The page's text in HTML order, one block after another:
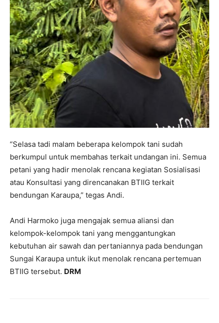
“Selasa tadi malam beberapa kelompok tani sudah
berkumpul untuk membahas terkait undangan ini. Semua
petani yang hadir menolak rencana kegiatan Sosialisasi
atau Konsultasi yang direncanakan BTIIG terkait
bendungan Karaupa,” tegas Andi.
Andi Harmoko juga mengajak semua aliansi dan
kelompok-kelompok tani yang menggantungkan
kebutuhan air sawah dan pertaniannya pada bendungan
Sungai Karaupa untuk ikut menolak rencana pertemuan
BTIIG tersebut. DRM